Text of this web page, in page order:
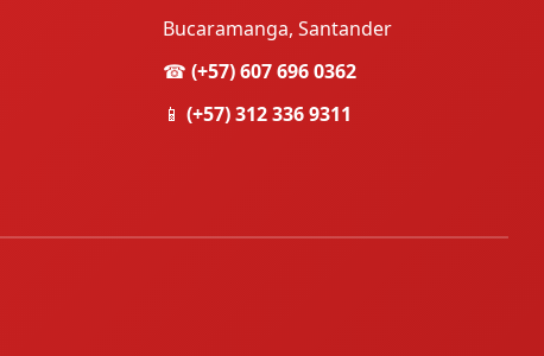
Bucaramanga, Santander
☎ (+57) 607 696 0362
📱 (+57) 312 336 9311